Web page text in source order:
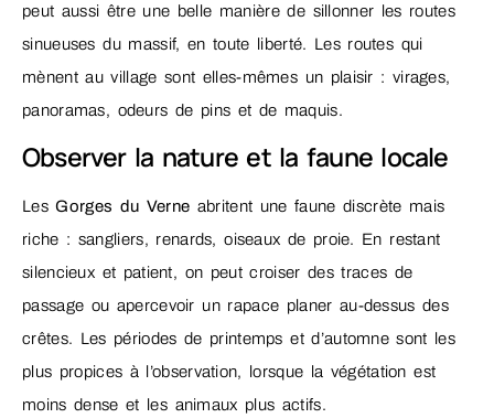
peut aussi être une belle manière de sillonner les routes
sinueuses du massif, en toute liberté. Les routes qui
mènent au village sont elles-mêmes un plaisir : virages,
panoramas, odeurs de pins et de maquis.
Observer la nature et la faune locale
LesGorges du Verne abritent une faune discrète mais
riche : sangliers, renards, oiseaux de proie. En restant
silencieux et patient, on peut croiser des traces de
passage ou apercevoir un rapace planer au-dessus des
crêtes. Les périodes de printemps et d’automne sont les
plus propices à l’observation, lorsque la végétation est
moins dense et les animaux plus actifs.